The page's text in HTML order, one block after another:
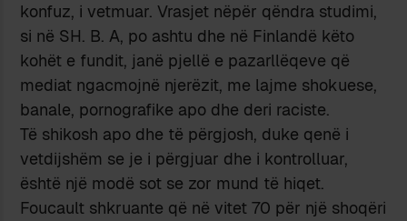
konfuz, i vetmuar. Vrasjet nëpër qëndra studimi,
si në SH. B. A, po ashtu dhe në Finlandë këto
kohët e fundit, janë pjellë e pazarllëqeve që
mediat ngacmojnë njerëzit, me lajme shokuese,
banale, pornografike apo dhe deri raciste.
Të shikosh apo dhe të përgjosh, duke qenë i
vetdijshëm se je i përgjuar dhe i kontrolluar,
është një modë sot se zor mund të hiqet.
Foucault shkruante që në vitet 70 për një shoqëri